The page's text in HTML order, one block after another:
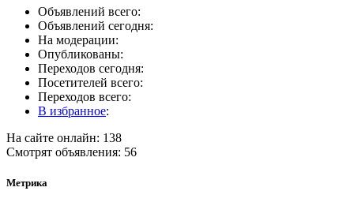
Объявлений всего:
Объявлений сегодня:
На модерации:
Опубликованы:
Переходов сегодня:
Посетителей всего:
Переходов всего:
В избранное:
На сайте онлайн: 138
Смотрят объявления: 56
Метрика